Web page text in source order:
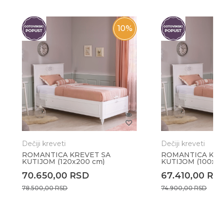
10%
Dečiji kreveti
ROMANTICA KREVET SA
KUTIJOM (120x200 cm)
70.650,00 RSD
78.500,00RSD
Dečiji kreveti
ROMANTICA
KUTIJOM
67.410,00
74.900,00RSD